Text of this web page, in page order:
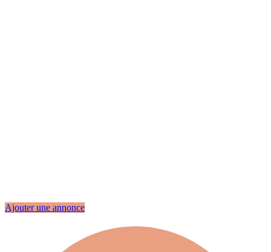
Ajouter une annonce